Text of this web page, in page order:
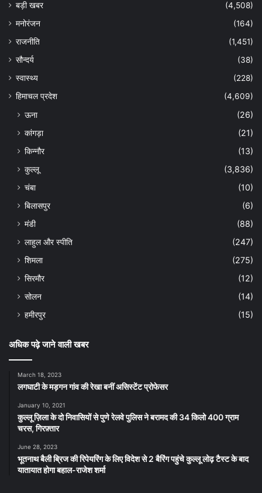
बड़ी खबर
(4,508)
मनोरंजन
(164)
राजनीति
(1,451)
सौन्दर्य
(38)
स्वास्थ्य
(228)
हिमाचल प्रदेश
(4,609)
ऊना
(26)
कांगड़ा
(21)
किन्नौर
(13)
कुल्लू
(3,836)
चंबा
(10)
बिलासपुर
(6)
मंडी
(88)
लाहुल और स्पीति
(247)
शिमला
(275)
सिरमौर
(12)
सोलन
(14)
हमीरपुर
(15)
अधिक पढ़े जाने वाली खबर
March 18, 2023
लगघाटी के मड़गन गांव की रेखा बनीं असिस्टेंट प्रोफेसर
January 10, 2021
कुल्लू ज़िला के दो निवासियों से पुणे रेलवे पुलिस ने बरामद की 34 किलो 400 ग्राम
चरस, गिरफ़्तार
June 28, 2023
भूतनाथ बैली ब्रिज की रिपेयरिंग के लिए विदेश से 2 बैरिंग पहुंचे कुल्लू लोढ़ टैस्ट के बाद
यातायात होगा बहाल-राजेश शर्मा